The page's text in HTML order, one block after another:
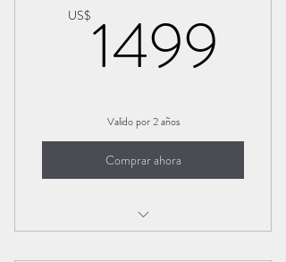
US$1499
Valido por 2 años
Comprar ahora